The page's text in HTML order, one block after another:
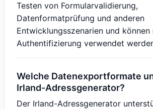
Testen von Formularvalidierung,
Datenformatprüfung und anderen
Entwicklungsszenarien und
Authentifizierung verwendet
Welche Datenexportformate
Irland-Adressgenerator?
Der Irland-Adressgenerator